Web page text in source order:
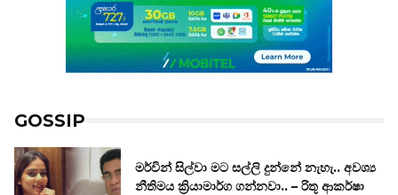
GOSSIP
මර්වින් සිල්වා මට සල්ලි දුන්නේ නැහැ.. අවශ්‍ය
නීතිමය ක්‍රියාමාර්ග ගන්නවා.. – රිතූ ආකර්ෂා